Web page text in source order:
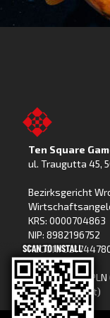
Ten Square
ul. Traugutta 45,
Bezirksgericht
KRS: 0000704863
NIP: 8982196752
REGON:
Grundkapital: PLN
(voll eingezahlt)